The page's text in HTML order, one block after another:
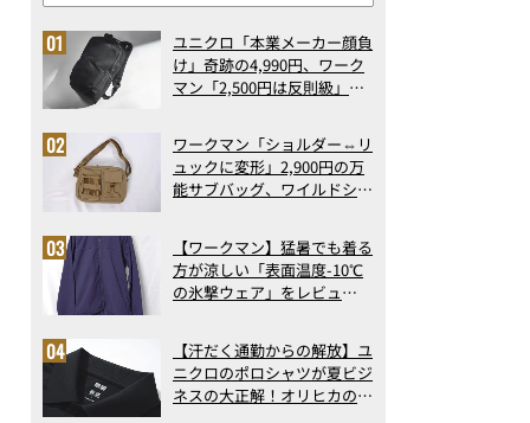
ユニクロ「本業メーカー顔負
け」奇跡の4,990円、ワーク
マン「2,500円は反則級」凄
ト3】（2026年6月版）
ワークマン「ショルダー⇔リ
ュックに変形」2,900円の万
能サブバッグ、ワイルドシン
記事ランキングベスト3】
（2026年6月版）
【ワークマン】猛暑でも着る
方が涼しい「表面温度-10℃
の氷撃ウェア」をレビュ
【汗だく通勤からの解放】ユ
ニクロのポロシャツが夏ビジ
ネスの大正解！オリヒカの透